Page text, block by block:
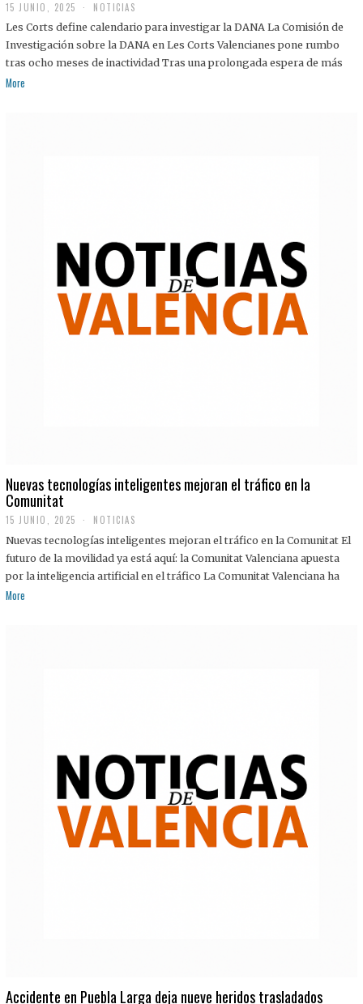
15 JUNIO, 2025 NOTICIAS
Les Corts define calendario para investigar la DANA La Comisión de
Investigación sobre la DANA en Les Corts Valencianes pone rumbo
tras ocho meses de inactividad Tras una prolongada espera de más
More
Nuevas tecnologías inteligentes mejoran el tráfico en la
Comunitat
15 JUNIO, 2025 NOTICIAS
Nuevas tecnologías inteligentes mejoran el tráfico en la Comunitat El
futuro de la movilidad ya está aquí: la Comunitat Valenciana apuesta
por la inteligencia artificial en el tráfico La Comunitat Valenciana ha
More
Accidente en Puebla Larga deja nueve heridos trasladados